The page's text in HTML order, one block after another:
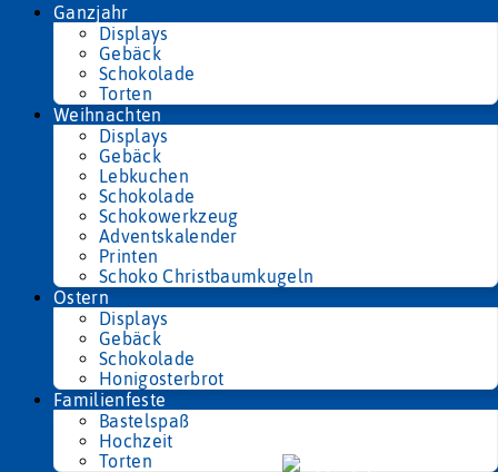
Ganzjahr
Displays
Gebäck
Schokolade
Torten
Weihnachten
Displays
Gebäck
Lebkuchen
Schokolade
Schokowerkzeug
Adventskalender
Printen
Schoko Christbaumkugeln
Ostern
Displays
Gebäck
Schokolade
Honigosterbrot
Familienfeste
Bastelspaß
Hochzeit
Torten